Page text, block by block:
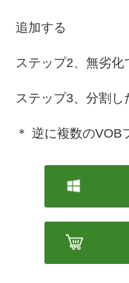
追加する
ステップ2、無劣化
ステップ3、分割し
＊ 逆に複数のVOB